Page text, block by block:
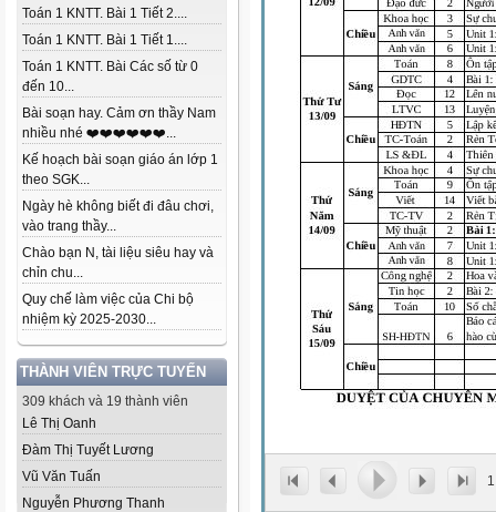
Toán 1 KNTT. Bài 1 Tiết 2....
Toán 1 KNTT. Bài 1 Tiết 1....
Toán 1 KNTT. Bài Các số từ 0
đến 10...
Bài soạn hay. Cảm ơn thầy Nam
nhiều nhé ❤️❤️❤️❤️❤️❤️...
Kế hoạch bài soạn giáo án lớp 1
theo SGK...
Ngày hè không biết đi đâu chơi,
vào trang thầy...
Chào bạn N, tài liệu siêu hay và
chỉn chu...
Quy chế làm việc của Chi bộ
nhiệm kỳ 2025-2030...
THÀNH VIÊN TRỰC TUYẾN
309 khách và 19 thành viên
Lê Thị Oanh
Đàm Thị Tuyết Lương
Vũ Văn Tuấn
Nguyễn Phương Thanh
1